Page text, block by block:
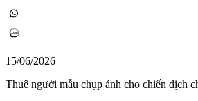
15/06/2026
Thuê người mẫu chụp ảnh cho chiến dịch